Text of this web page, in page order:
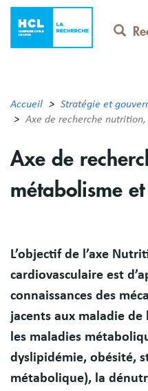
Aller
contenu
Accueil
Stratégie et
Axe de recherche
Axe de
métabolisme
Résumé
L’objectif de l’axe
cardiovasculaire est
connaissances des
jacents aux maladie
les maladies
dyslipidémie, obésité,
métabolique), la